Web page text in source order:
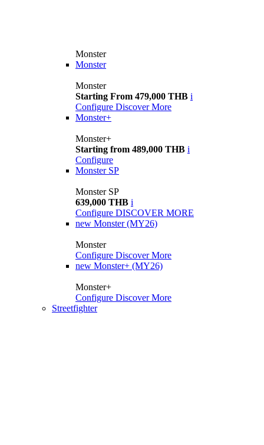
Monster
Monster
Monster
Starting From 479,000 THB i
Configure Discover More
Monster+
Monster+
Starting from 489,000 THB i
Configure
Monster SP
Monster SP
639,000 THB i
Configure DISCOVER MORE
new Monster (MY26)
Monster
Configure Discover More
new Monster+ (MY26)
Monster+
Configure Discover More
Streetfighter